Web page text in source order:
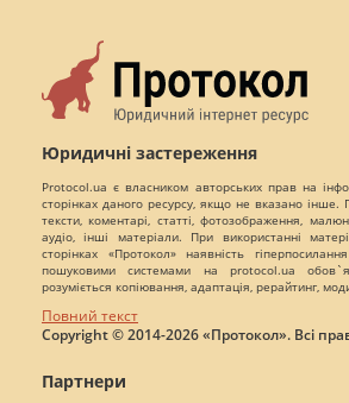
Юридичні застереження
Protocol.ua є власником авторських прав на
сторінках даного ресурсу, якщо не вказано інше.
тексти, коментарі, статті, фотозображення,
аудіо, інші матеріали. При використанні
сторінках «Протокол» наявність
пошуковими системами на protocol.ua
розуміється копіювання, адаптація, рерайтинг,
Повний текст
Copyright © 2014-2026 «Протокол». Всі
Партнери